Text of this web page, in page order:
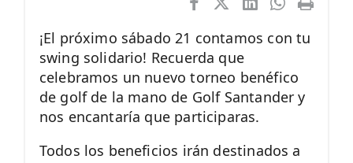
¡El próximo sábado 21 contamos con tu
swing solidario! Recuerda que
celebramos un nuevo torneo benéfico
de golf de la mano de Golf Santander y
nos encantaría que participaras.
Todos los beneficios irán destinados a